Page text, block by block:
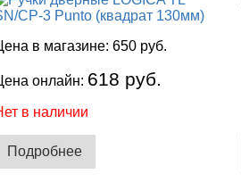
в магазине: 650 руб.
онлайн: 618 руб.
в наличии
Подробнее